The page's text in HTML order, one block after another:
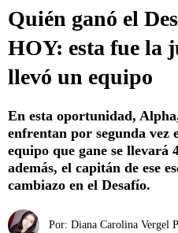
Quién ganó el
HOY: esta fue la
llevó un equipo
En esta oportunidad,
enfrentan por segunda
equipo que gane se llevará
además, el capitán de ese
cambiazo en el Desafío.
Por: Diana Carolina Vergel